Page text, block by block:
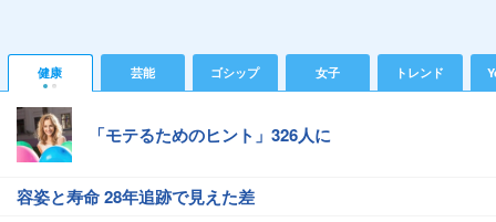
健康 芸能 ゴシップ 女子 トレンド
「モテるためのヒント」326人に
容姿と寿命 28年追跡で見えた差